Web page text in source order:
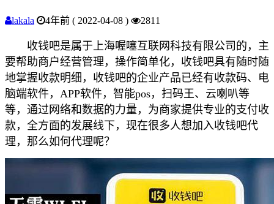
lakala 4年前 ( 2022-04-08 ) 2811
收钱吧是属于上海喔噻互联网科技有限公司的，主
要帮助商户经营管理，操作简单化，收钱吧具有随时随
地掌握收款明细，收钱吧的企业产品已经有收款码、电
脑端软件，APP软件，智能pos，扫码王、云喇叭等
等，通过网络和数据的力量，为商家提供专业的支付收
款，全方面的发展线下，现在很多人想加入收钱吧代
理，那么如何代理呢？